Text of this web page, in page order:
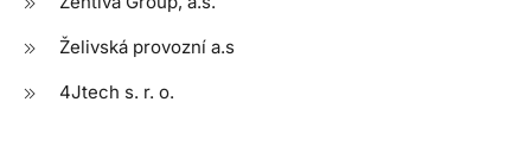
Želivská provozní a.s
4Jtech s. r. o.